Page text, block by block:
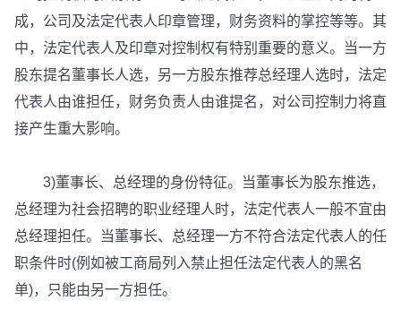
成，公司及法定代表人印章管理，财务资料的掌控等等。其
中，法定代表人及印章对控制权有特别重要的意义。当一方
股东提名董事长人选，另一方股东推荐总经理人选时，法定
代表人由谁担任，财务负责人由谁提名，对公司控制力将直
接产生重大影响。
3)董事长、总经理的身份特征。当董事长为股东推选，
总经理为社会招聘的职业经理人时，法定代表人一般不宜由
总经理担任。当董事长、总经理一方不符合法定代表人的任
职条件时(例如被工商局列入禁止担任法定代表人的黑名
单)，只能由另一方担任。